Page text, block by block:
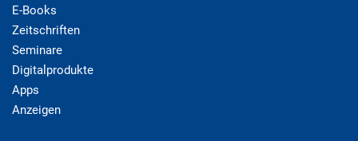
E-Books
Zeitschriften
Seminare
Digitalprodukte
Apps
Anzeigen